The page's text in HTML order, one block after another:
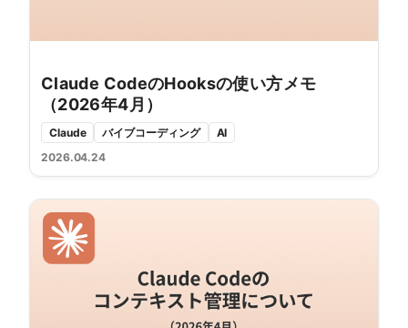
Claude CodeのHooksの使い方メモ
（2026年4月）
Claude バイブコーディング
AI
2026.04.24